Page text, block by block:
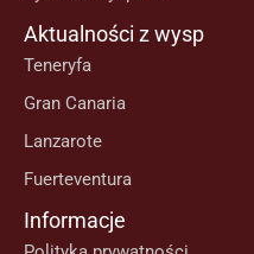
Aktualności z wysp
Teneryfa
Gran Canaria
Lanzarote
Fuerteventura
Informacje